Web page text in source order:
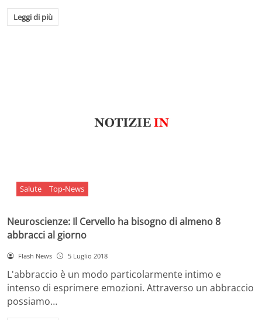
Leggi di più
Salute Top-News
Neuroscienze: Il Cervello ha bisogno di almeno 8
abbracci al giorno
Flash News 5 Luglio 2018
L'abbraccio è un modo particolarmente intimo e
intenso di esprimere emozioni. Attraverso un abbraccio
possiamo…